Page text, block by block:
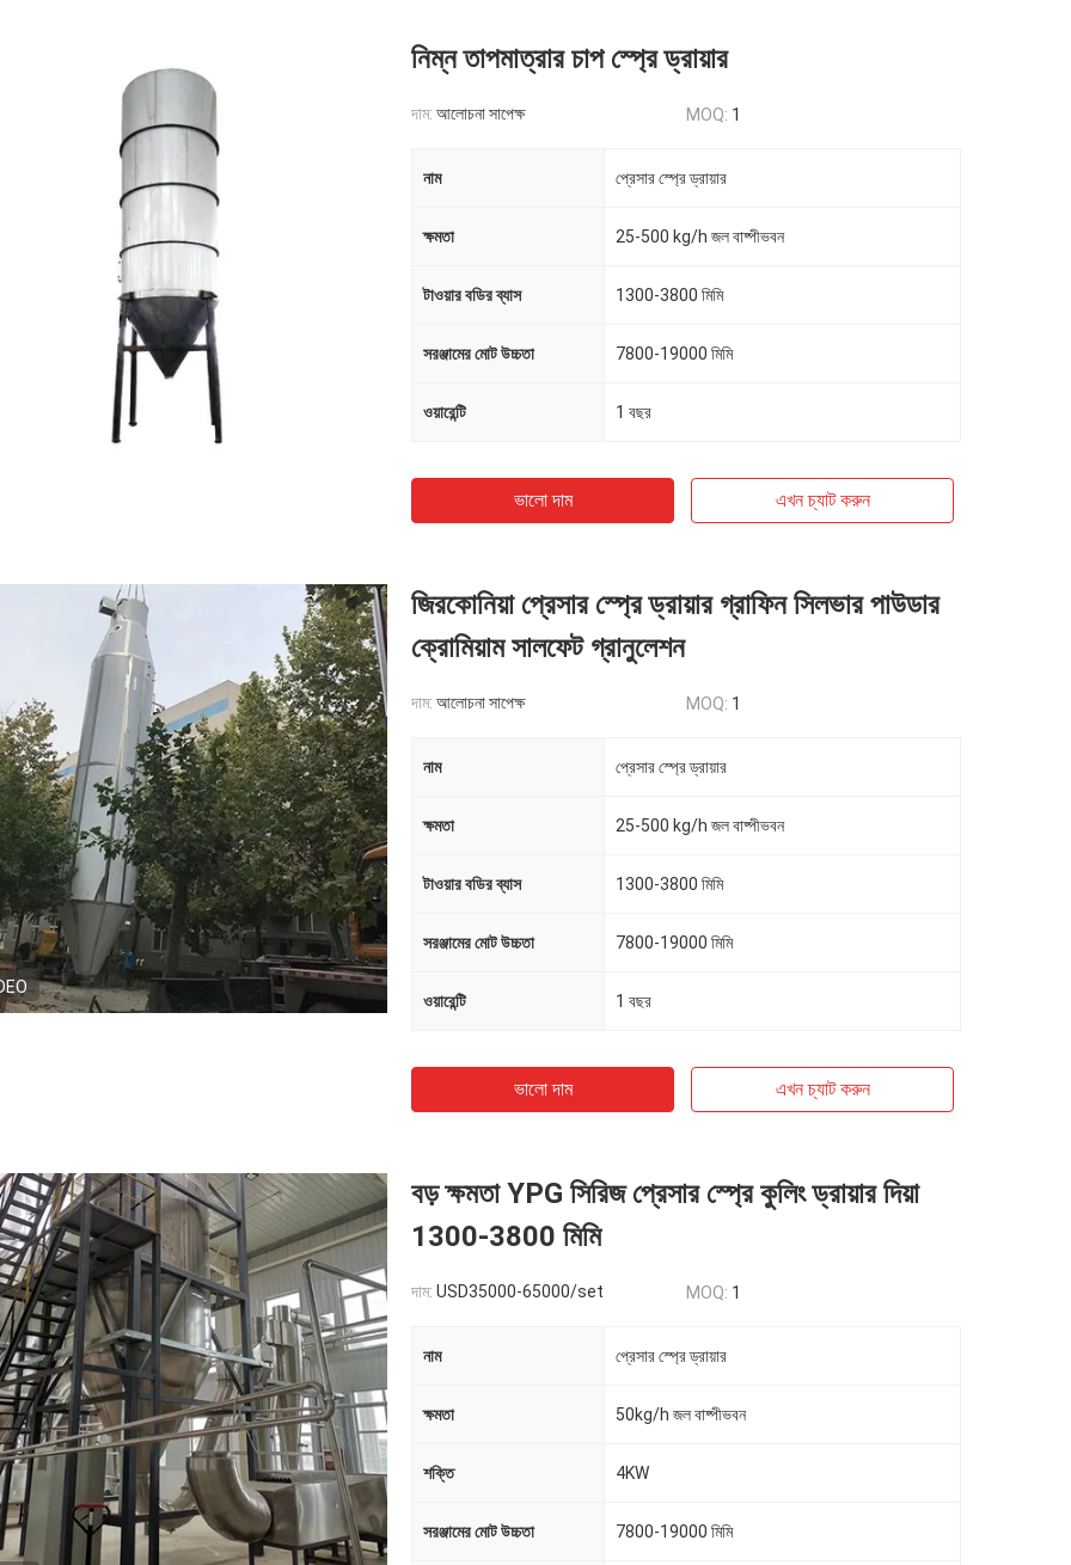
নিম্ন তাপমাত্রার চাপ স্প্রে ড্রায়ার
দাম: আলোচনা সাপেক্ষ MOQ: 1
নাম প্রেসার স্প্রে ড্রায়ার
ক্ষমতা 25-500 kg/h জল বাষ্পীভবন
টাওয়ার বডির ব্যাস 1300-3800 মিমি
সরঞ্জামের মোট উচ্চতা 7800-19000 মিমি
ওয়ারেন্টি 1 বছর
ভালো দাম এখন চ্যাট করুন
জিরকোনিয়া প্রেসার স্প্রে ড্রায়ার গ্রাফিন সিলভার পাউডার
ক্রোমিয়াম সালফেট গ্রানুলেশন
দাম: আলোচনা সাপেক্ষ MOQ: 1
নাম প্রেসার স্প্রে ড্রায়ার
ক্ষমতা 25-500 kg/h জল বাষ্পীভবন
টাওয়ার বডির ব্যাস 1300-3800 মিমি
সরঞ্জামের মোট উচ্চতা 7800-19000 মিমি
ওয়ারেন্টি 1 বছর
ভালো দাম এখন চ্যাট করুন
বড় ক্ষমতা YPG সিরিজ প্রেসার স্প্রে কুলিং ড্রায়ার দিয়া
1300-3800 মিমি
দাম: USD35000-65000/set MOQ: 1
নাম প্রেসার স্প্রে ড্রায়ার
ক্ষমতা 50kg/h জল বাষ্পীভবন
শক্তি 4KW
সরঞ্জামের মোট উচ্চতা 7800-19000 মিমি